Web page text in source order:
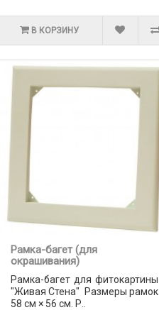
В КОРЗИНУ
Рамка-багет (для
окрашивания)
Рамка-багет для фитокартины
"Живая Стена" Размеры рамок
58 см × 56 см. Р..